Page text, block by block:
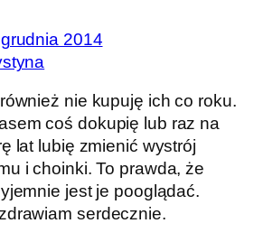
2014
nie kupuję ich co roku.
coś dokupię lub raz na
lat lubię zmienić wystrój
i choinki. To prawda, że
jest je pooglądać.
serdecznie.